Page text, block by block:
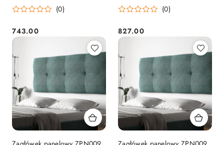
(0)
Cena:
743.00
(0)
Cena:
827.00